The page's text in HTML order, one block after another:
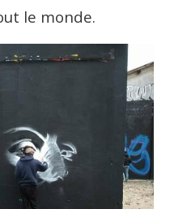
le monde.